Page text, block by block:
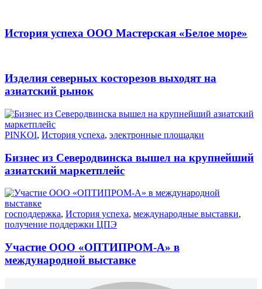
История успеха ООО Мастерская «Белое море»
Изделия северных косторезов выходят на
азиатский рынок
PINKOI, История успеха, электронные площадки
Бизнес из Северодвинска вышел на крупнейший
азиатский маркетплейс
господдержка, История успеха, международные выставки,
получение поддержки ЦПЭ
Участие ООО «ОПТИПРОМ-А» в
международной выставке